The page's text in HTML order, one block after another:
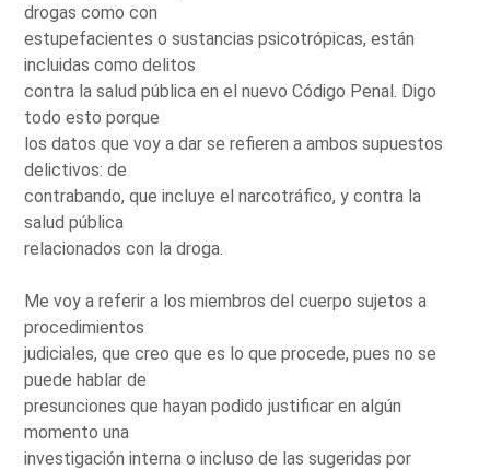
drogas como con
estupefacientes o sustancias psicotrópicas, están
incluidas como delitos
contra la salud pública en el nuevo Código Penal. Digo
todo esto porque
los datos que voy a dar se refieren a ambos supuestos
delictivos: de
contrabando, que incluye el narcotráfico, y contra la
salud pública
relacionados con la droga.
Me voy a referir a los miembros del cuerpo sujetos a
procedimientos
judiciales, que creo que es lo que procede, pues no se
puede hablar de
presunciones que hayan podido justificar en algún
momento una
investigación interna o incluso de las sugeridas por